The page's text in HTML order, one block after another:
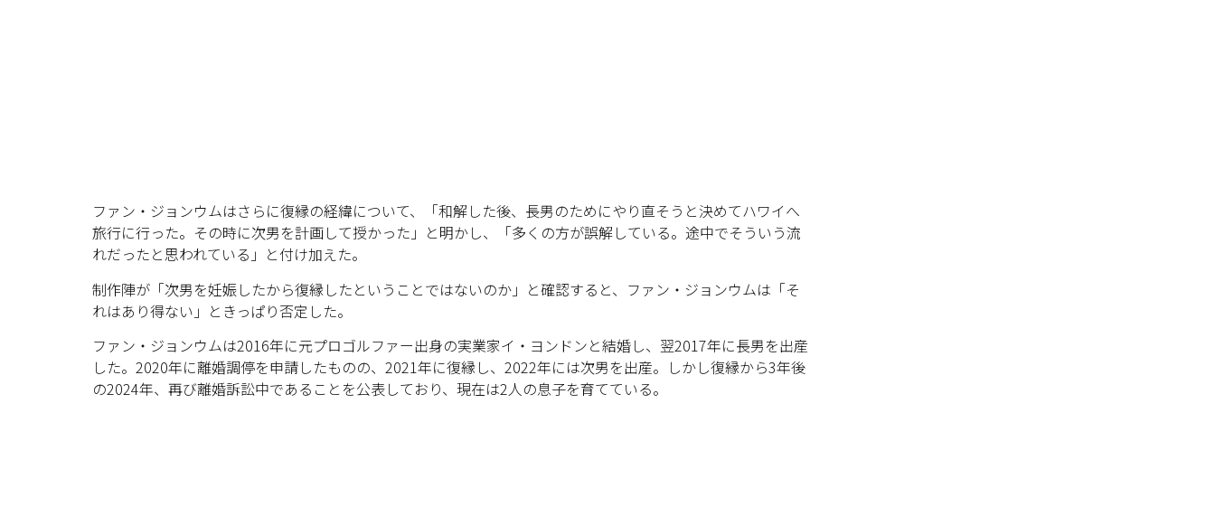
ファン・ジョンウムはさらに復縁の経緯について、「和解した後、長男のためにやり直そうと決めてハワイへ
旅行に行った。その時に次男を計画して授かった」と明かし、「多くの方が誤解している。途中でそういう流
れだったと思われている」と付け加えた。
制作陣が「次男を妊娠したから復縁したということではないのか」と確認すると、ファン・ジョンウムは「そ
れはあり得ない」ときっぱり否定した。
ファン・ジョンウムは2016年に元プロゴルファー出身の実業家イ・ヨンドンと結婚し、翌2017年に長男を出産
した。2020年に離婚調停を申請したものの、2021年に復縁し、2022年には次男を出産。しかし復縁から3年後
の2024年、再び離婚訴訟中であることを公表しており、現在は2人の息子を育てている。